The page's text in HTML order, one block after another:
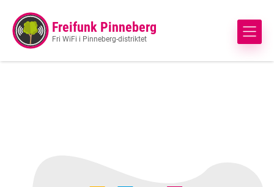
Freifunk Pinneberg
Fri WiFi i Pinneberg-distriktet